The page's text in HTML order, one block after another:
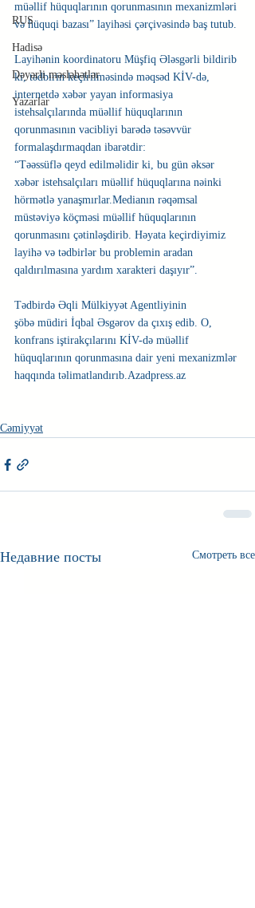
RUS
Hadisə
Dəyərli məsləhətlər
Yazarlar
müəllif hüquqlarının qorunmasının mexanizmləri
və hüquqi bazası” layihəsi çərçivəsində baş tutub.
Layihənin koordinatoru Müşfiq Ələsgərli bildirib
ki, tədbirin keçirilməsində məqsəd KİV-də,
internetdə xəbər yayan informasiya
istehsalçılarında müəllif hüquqlarının
qorunmasının vacibliyi barədə təsəvvür
formalaşdırmaqdan ibarətdir:
“Təəssüflə qeyd edilməlidir ki, bu gün əksər
xəbər istehsalçıları müəllif hüquqlarına nəinki
hörmətlə yanaşmırlar.Medianın rəqəmsal
müstəviyə köçməsi müəllif hüquqlarının
qorunmasını çətinləşdirib. Həyata keçirdiyimiz
layihə və tədbirlər bu problemin aradan
qaldırılmasına yardım xarakteri daşıyır”.
Tədbirdə Əqli Mülkiyyət Agentliyinin
şöbə müdiri İqbal Əsgərov da çıxış edib. O,
konfrans iştirakçılarını KİV-də müəllif
hüquqlarının qorunmasına dair yeni mexanizmlər
haqqında təlimatlandırıb.Azadpress.az
Cəmiyyət
Недавние посты Смотреть все